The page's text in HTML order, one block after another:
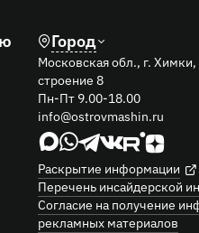
Город
Московская обл., г. Химки,
строение 8
Пн-Пт 9.00-18.00
info@ostrovmashin.ru
Раскрытие информации
Перечень инсайдерской
Согласие на получение
рекламных материалов